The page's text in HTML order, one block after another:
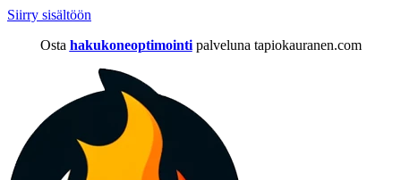
Siirry sisältöön
Osta hakukoneoptimointi palveluna tapiokauranen.com